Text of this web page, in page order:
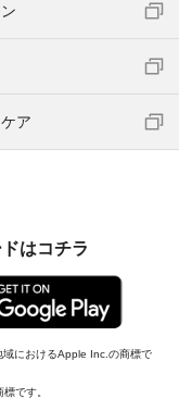
ア
はコチラ
におけるApple Inc.の商標で
です。